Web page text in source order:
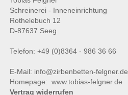
Schreinerei - Inneneinrichtung
Rothelebuch 12
D-87637 Seeg
Telefon: +49 (0)8364 - 986 36 66
E-Mail: info@zirbenbetten-felgner.de
Homepage:www.tobias-felgner.de
Vertrag widerrufen